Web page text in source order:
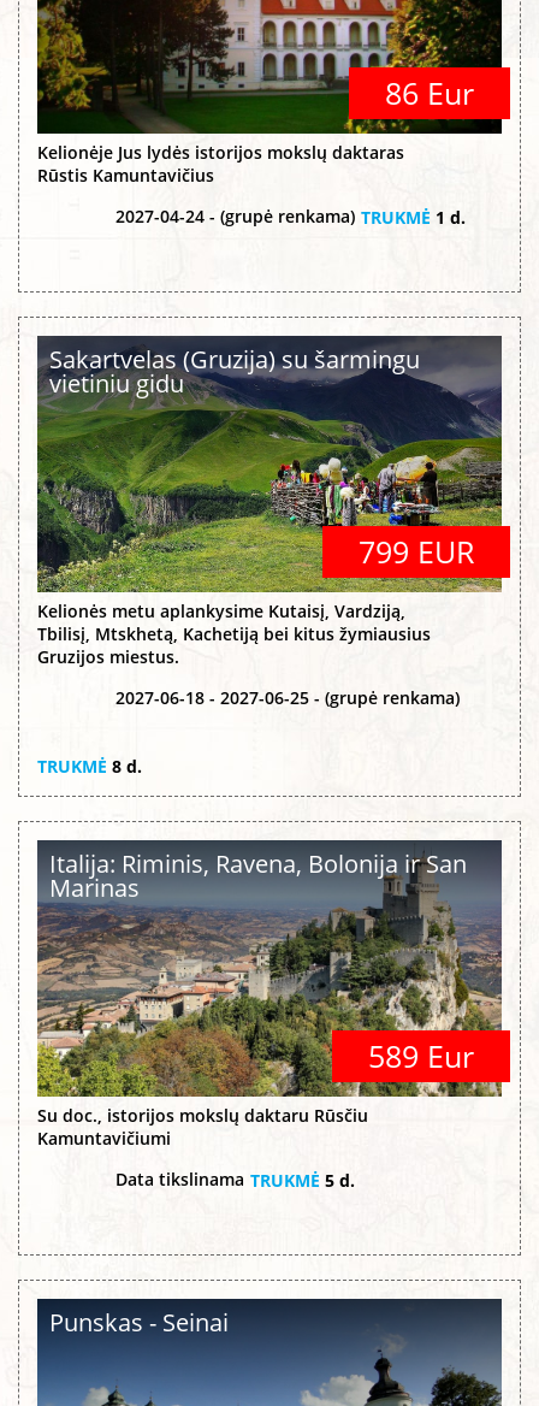
86 Eur
Kelionėje Jus lydės istorijos mokslų daktaras
Rūstis Kamuntavičius
2027-04-24 - (grupė renkama) TRUKMĖ 1 d.
Sakartvelas (Gruzija) su šarmingu
vietiniu gidu
799 EUR
Kelionės metu aplankysime Kutaisį, Vardziją,
Tbilisį, Mtskhetą, Kachetiją bei kitus žymiausius
Gruzijos miestus.
2027-06-18 - 2027-06-25 - (grupė renkama)
TRUKMĖ 8 d.
Italija: Riminis, Ravena, Bolonija ir San
Marinas
589 Eur
Su doc., istorijos mokslų daktaru Rūsčiu
Kamuntavičiumi
Data tikslinama TRUKMĖ 5 d.
Punskas - Seinai